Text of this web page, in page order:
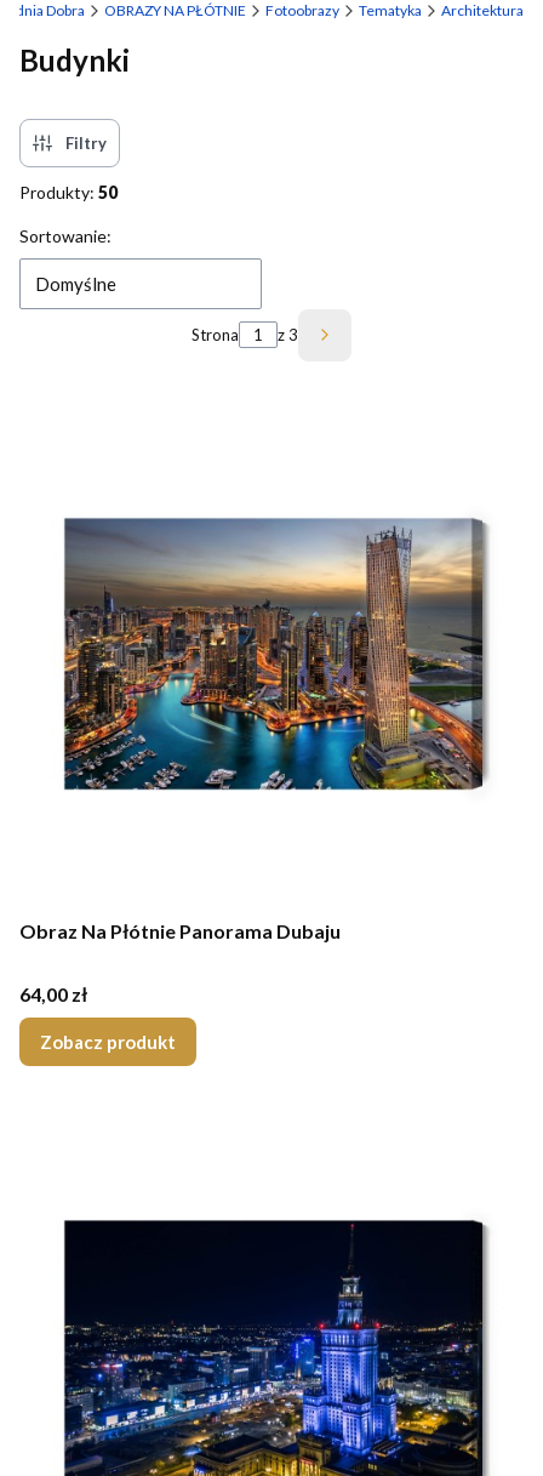
Dobra OBRAZY NA PŁÓTNIE Fotoobrazy Tematyka Architektura
Budynki
Filtry
Produkty: 50
Lista produktów
Sortowanie:
Domyślne
Strona z 3 Następne produkty
Obraz Na Płótnie Panorama Dubaju
Cena
64,00 zł
Zobacz produkt